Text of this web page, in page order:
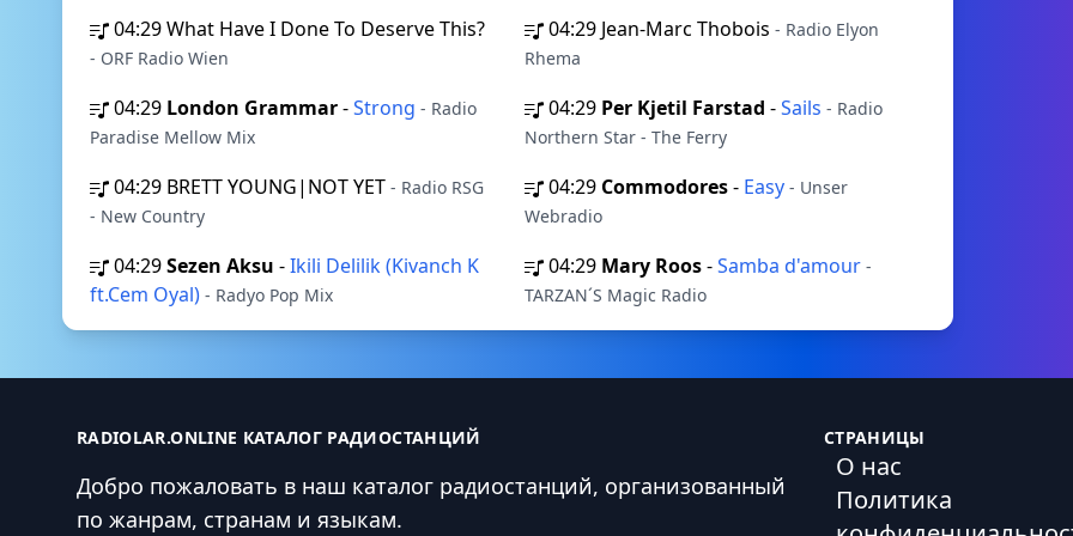
04:29What Have I Done To Deserve This?
- ORF Radio Wien
04:29 Jean-Marc Thobois - Radio Elyon
Rhema
04:29 London Grammar-Strong - Radio
Paradise Mellow Mix
04:29 Per Kjetil Farstad -Sails - Radio
Northern Star - The Ferry
04:29 BRETT YOUNG|NOT YET - Radio RSG
- New Country
04:29 Commodores- Easy - Unser
Webradio
04:29Sezen Aksu -Ikili Delilik (Kivanch K
ft.Cem Oyal) - Radyo Pop Mix
04:29 Mary Roos-Samba d'amour -
TARZAN´S Magic Radio
RADIOLAR.ONLINE КАТАЛОГ РАДИОСТАНЦИЙ
Добро пожаловать в наш каталог радиостанций, организованный
по жанрам, странам и языкам.
СТРАНИЦЫ
О нас
Политика